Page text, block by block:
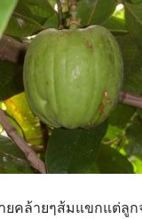
ยคล้ายๆส้มแขกแต่ลู